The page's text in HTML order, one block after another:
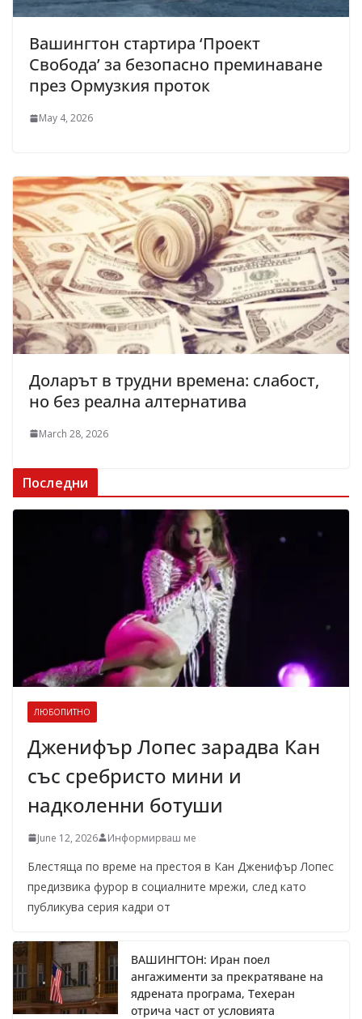
Вашингтон стартира ‘Проект
Свобода’ за безопасно преминаване
през Ормузкия проток
May 4, 2026
Доларът в трудни времена: слабост,
но без реална алтернатива
March 28, 2026
Последни
ЛЮБОПИТНО
Дженифър Лопес зарадва Кан
със сребристо мини и
надколенни ботуши
June 12, 2026 Информирваш ме
Блестяща по време на престоя в Кан Дженифър Лопес
предизвика фурор в социалните мрежи, след като
публикува серия кадри от
ВАШИНГТОН: Иран поел
ангажименти за прекратяване на
ядрената програма, Техеран
отрича част от условията